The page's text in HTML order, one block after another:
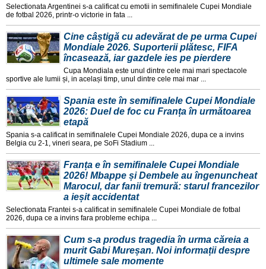
Selectionata Argentinei s-a calificat cu emotii in semifinalele Cupei Mondiale
de fotbal 2026, printr-o victorie in fata ...
Cine câștigă cu adevărat de pe urma Cupei
Mondiale 2026. Suporterii plătesc, FIFA
încasează, iar gazdele ies pe pierdere
Cupa Mondiala este unul dintre cele mai mari spectacole
sportive ale lumii și, in același timp, unul dintre cele mai mar ...
Spania este în semifinalele Cupei Mondiale
2026: Duel de foc cu Franța în următoarea
etapă
Spania s-a calificat in semifinalele Cupei Mondiale 2026, dupa ce a invins
Belgia cu 2-1, vineri seara, pe SoFi Stadium ...
Franța e în semifinalele Cupei Mondiale
2026! Mbappe și Dembele au îngenuncheat
Marocul, dar fanii tremură: starul francezilor
a ieșit accidentat
Selectionata Frantei s-a calificat in semifinalele Cupei Mondiale de fotbal
2026, dupa ce a invins fara probleme echipa ...
Cum s-a produs tragedia în urma căreia a
murit Gabi Mureșan. Noi informații despre
ultimele sale momente